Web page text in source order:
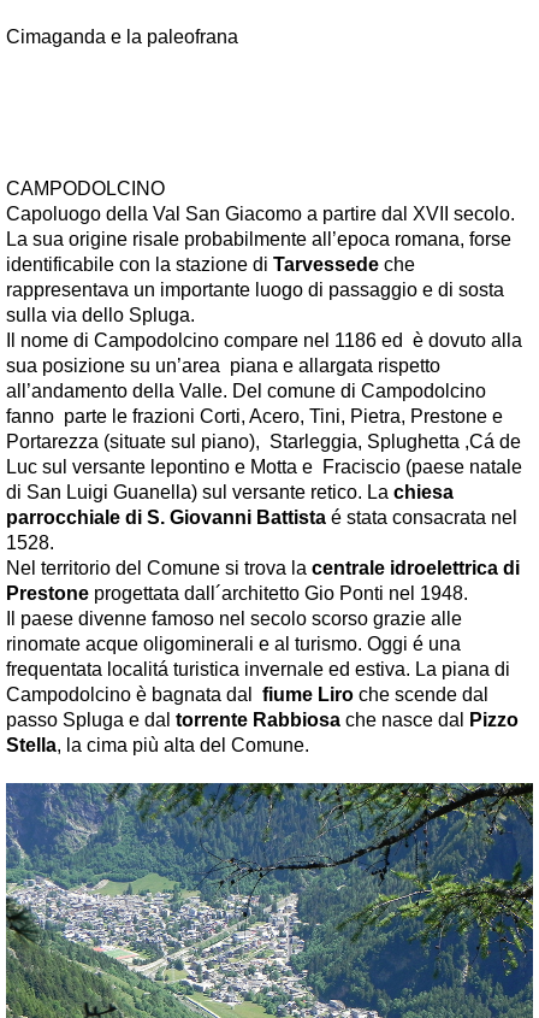
Cimaganda e la paleofrana
CAMPODOLCINO
Capoluogo della Val San Giacomo a partire dal XVII secolo.
La sua origine risale probabilmente all’epoca romana, forse
identificabile con la stazione di Tarvessede che
rappresentava un importante luogo di passaggio e di sosta
sulla via dello Spluga.
Il nome di Campodolcino compare nel 1186 ed è dovuto alla
sua posizione su un’area piana e allargata rispetto
all’andamento della Valle. Del comune di Campodolcino
fanno parte le frazioni Corti, Acero, Tini, Pietra, Prestone e
Portarezza (situate sul piano), Starleggia, Splughetta ,Cá de
Luc sul versante lepontino e Motta e Fraciscio (paese natale
di San Luigi Guanella) sul versante retico. La chiesa
parrocchiale di S. Giovanni Battista é stata consacrata nel
1528.
Nel territorio del Comune si trova la centrale idroelettrica di
Prestone progettata dall´architetto Gio Ponti nel 1948.
Il paese divenne famoso nel secolo scorso grazie alle
rinomate acque oligominerali e al turismo. Oggi é una
frequentata localitá turistica invernale ed estiva. La piana di
Campodolcino è bagnata dal
fiume Liro che scende dal
passo Spluga e dal torrente Rabbiosa che nasce dal
Pizzo
Stella, la cima più alta del Comune.